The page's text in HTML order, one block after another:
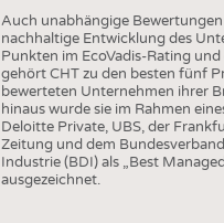
Auch unabhängige
nachhaltige Entwicklung des
Punkten im EcoVadis-Rating
gehört CHT zu den besten fünf
bewerteten Unternehmen ihrer
hinaus wurde sie im Rahmen
Deloitte Private, UBS, der
Zeitung und dem
Industrie (BDI) als „Best
ausgezeichnet.